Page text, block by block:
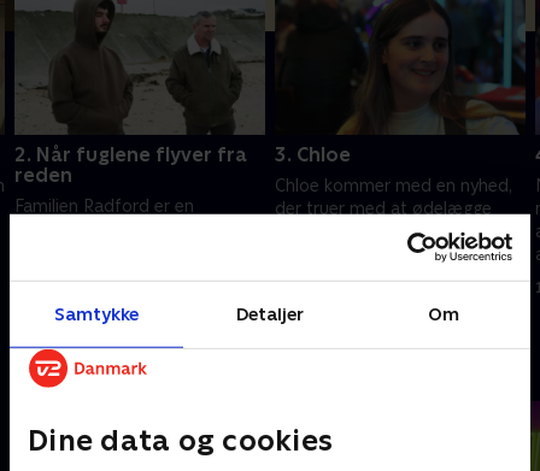
Samtykke Detaljer Om
Dine data og cookies
2. Når fuglene flyver fra
reden
Familien Radford er en
annoncerer, at de flytter?
11. december 2025 • 44 min
3. Chloe
Chloe kommer med en nyhed,
der truer med at ødelægge
familiens forretning. Og 12-
årige Daisy tager ud for at
rense Morecambes ikoniske
15. december 2025 • 44 min
Andre så også